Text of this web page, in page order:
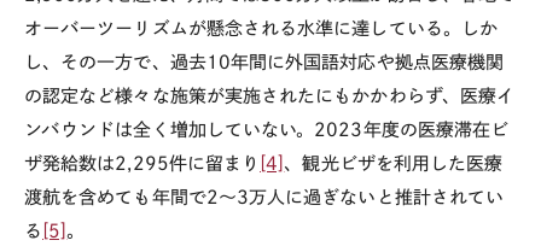
オーバーツーリズムが懸念される水準に達している。しか
し、その一方で、過去10年間に外国語対応や拠点医療機関
の認定など様々な施策が実施されたにもかかわらず、医療イ
ンバウンドは全く増加していない。 2023年度の医療滞在ビ
ザ発給数は2,295件に留まり [4] 、観光ビザを利用した医療
渡航を含めても年間で2 〜3万人に過ぎないと推計されてい
る [5]。